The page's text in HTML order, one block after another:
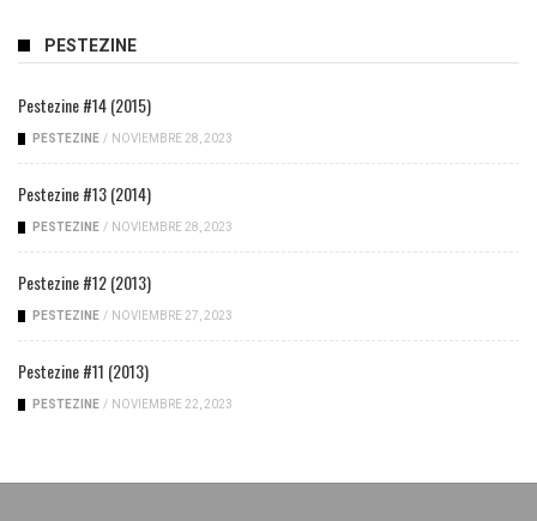
PESTEZINE
Pestezine #14 (2015)
PESTEZINE / NOVIEMBRE 28, 2023
Pestezine #13 (2014)
PESTEZINE / NOVIEMBRE 28, 2023
Pestezine #12 (2013)
PESTEZINE / NOVIEMBRE 27, 2023
Pestezine #11 (2013)
PESTEZINE / NOVIEMBRE 22, 2023